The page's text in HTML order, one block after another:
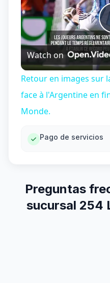
Watch on
Retour en images sur
face à l'Argentine en
Monde.
Pago de servicios
Preguntas
sucursal 254